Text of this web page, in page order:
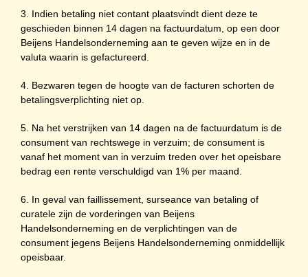
3. Indien betaling niet contant plaatsvindt dient deze te
geschieden binnen 14 dagen na factuurdatum, op een door
Beijens Handelsonderneming aan te geven wijze en in de
valuta waarin is gefactureerd.
4. Bezwaren tegen de hoogte van de facturen schorten de
betalingsverplichting niet op.
5. Na het verstrijken van 14 dagen na de factuurdatum is de
consument van rechtswege in verzuim; de consument is
vanaf het moment van in verzuim treden over het opeisbare
bedrag een rente verschuldigd van 1% per maand.
6. In geval van faillissement, surseance van betaling of
curatele zijn de vorderingen van Beijens
Handelsonderneming en de verplichtingen van de
consument jegens Beijens Handelsonderneming onmiddellijk
opeisbaar.